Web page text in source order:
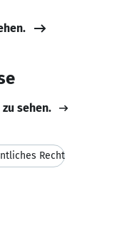
sehen.
Recht